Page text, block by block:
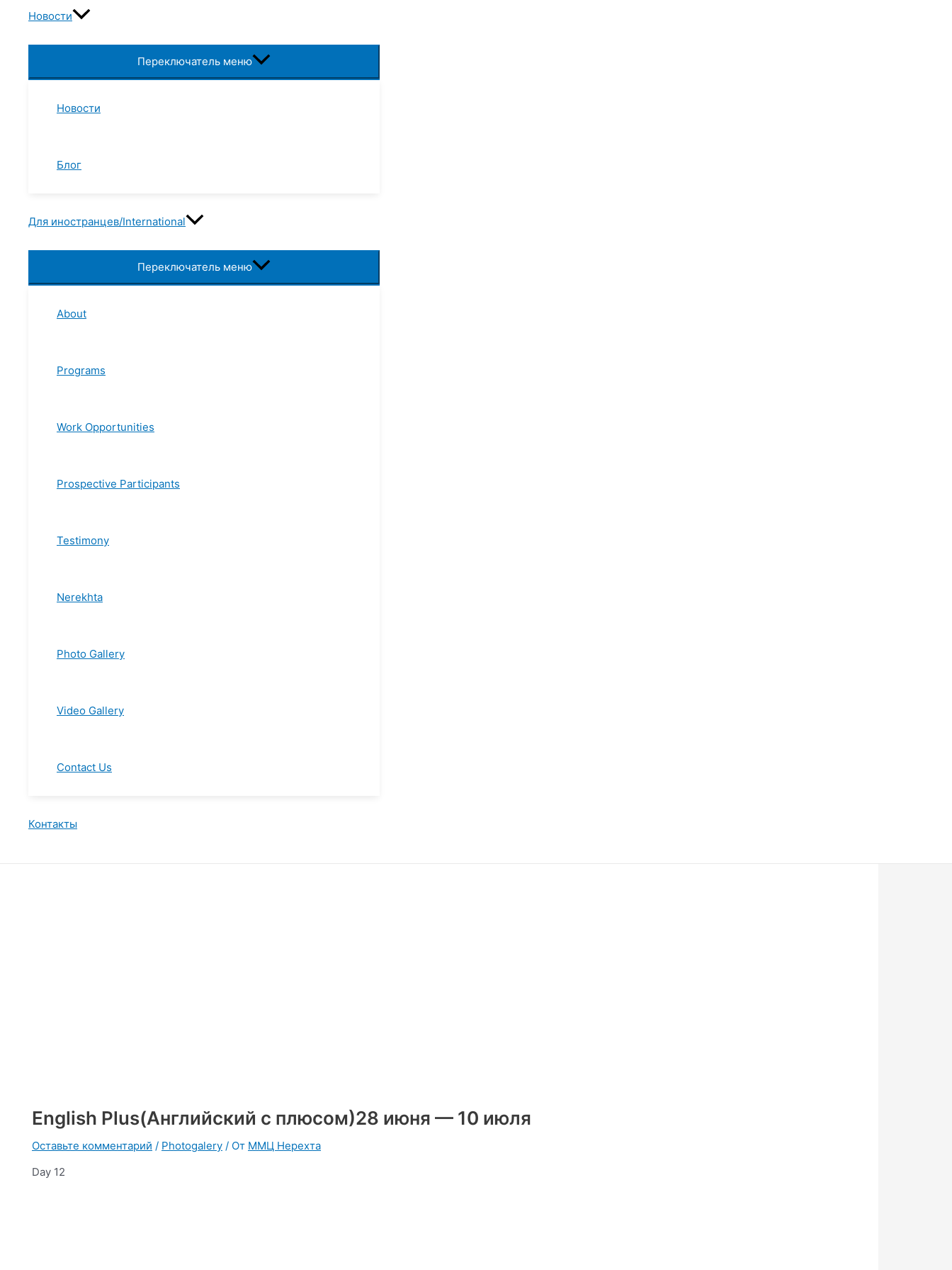
Новости
Переключатель меню
Новости
Блог
Для иностранцев/International
Переключатель меню
About
Programs
Work Opportunities
Prospective Participants
Testimony
Nerekhta
Photo Gallery
Video Gallery
Contact Us
Контакты
English Plus(Английский с плюсом)28 июня — 10 июля
Оставьте комментарий / Photogalery / От ММЦ Нерехта
Day 12